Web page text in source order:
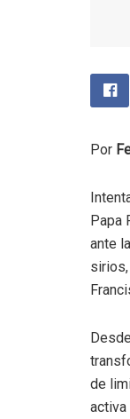
Por
Papa
ante
de